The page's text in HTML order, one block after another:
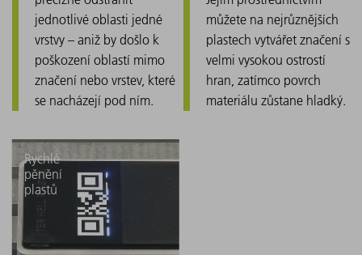
jednotlivé oblasti jedné
vrstvy – aniž by došlo k
poškození oblastí mimo
značení nebo vrstev, které
se nacházejí pod ním.
můžete na nejrůznějších
plastech vytvářet značení s
velmi vysokou ostrostí
hran, zatímco povrch
materiálu zůstane hladký.
Rychlé
pěnění
plastů